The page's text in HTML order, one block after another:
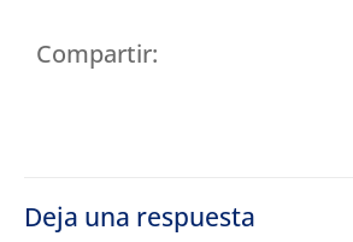
Compartir:
Deja una respuesta